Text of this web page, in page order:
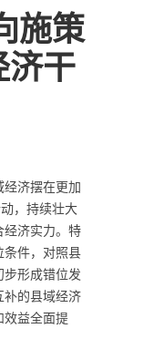
施策
济干
济摆在更加
，持续壮大
济实力。特
件，对照县
形成错位发
补的县域经济
效益全面提